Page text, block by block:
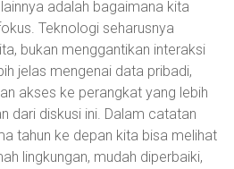
adalah bagaimana kita
Teknologi seharusnya
bukan menggantikan interaksi
jelas mengenai data pribadi,
akses ke perangkat yang lebih
dari diskusi ini. Dalam catatan
tahun ke depan kita bisa melihat
lingkungan, mudah diperbaiki,